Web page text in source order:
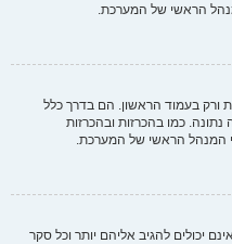
הראשי של המערכת.
ורק בעמוד הראשון. הם בדרך כלל
כמו בהכרזות ובהכרזות
המנהל הראשי של המערכת.
יכולים להגיב אליהם יותר וכל סקר